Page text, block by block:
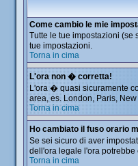
Come cambio le mie
Tutte le tue impostazioni (se
tue impostazioni.
Torna in cima
L'ora non � corretta!
L'ora � quasi sicuramente
area, es. London, Paris,
Torna in cima
Ho cambiato il fuso orario
Se sei sicuro di aver
dell'ora legale l'ora
Torna in cima